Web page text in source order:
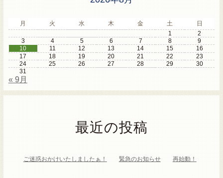
月 火 水 木 金 土
日
1
2
3
4 5 6 7 8
9
10
11 12 13 14 15
16
17
18 19 20 21 22
23
24
25 26 27 28 29
30
31
« 9月
最近の投稿
ご迷惑おかけいたしましたぁ！ 緊急のお知らせ 再始動！